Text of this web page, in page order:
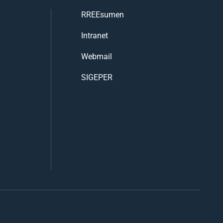
RREEsumen
Intranet
Webmail
SIGEPER